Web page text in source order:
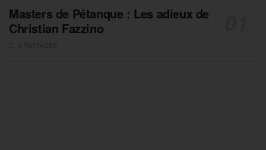
Masters de Pétanque : Les adieux de
Christian Fazzino